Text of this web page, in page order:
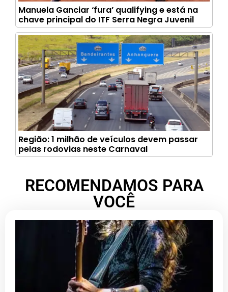
Manuela Ganciar ‘fura’ qualifying e está na
chave principal do ITF Serra Negra Juvenil
Região: 1 milhão de veículos devem passar
pelas rodovias neste Carnaval
RECOMENDAMOS PARA
VOCÊ